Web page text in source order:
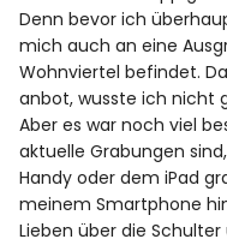
Denn bevor ich
mich auch an eine
Wohnviertel befindet.
anbot, wusste ich nicht
Aber es war noch viel
aktuelle Grabungen
Handy oder dem iPad
meinem Smartphone
Lieben über die